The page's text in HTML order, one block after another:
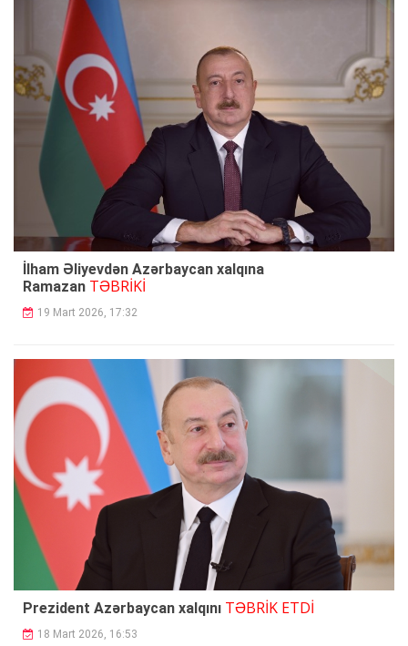
İlham Əliyevdən Azərbaycan xalqına
Ramazan TƏBRİKİ
19 Mart 2026, 17:32
Prezident Azərbaycan xalqını TƏBRİK ETDİ
18 Mart 2026, 16:53